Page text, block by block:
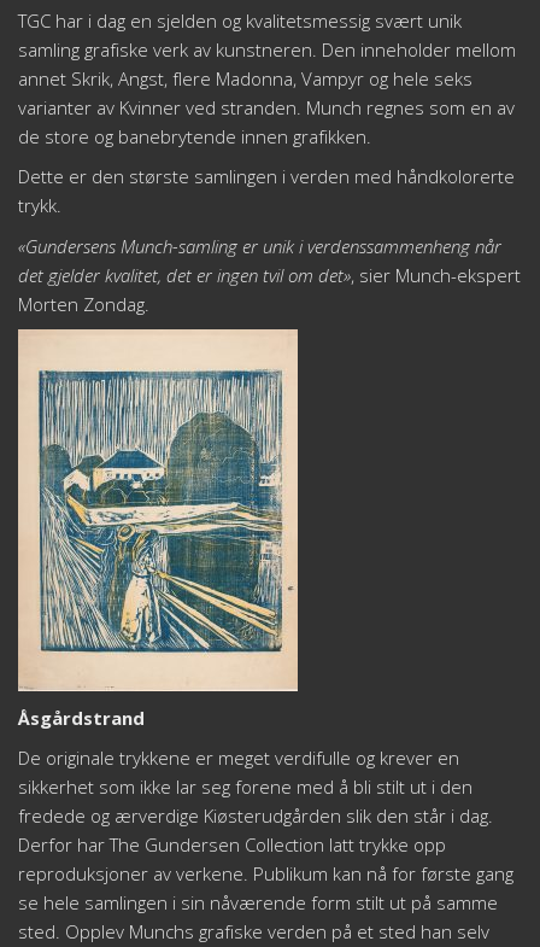
TGC har i dag en sjelden og kvalitetsmessig svært unik
samling grafiske verk av kunstneren. Den inneholder mellom
annet Skrik, Angst, flere Madonna, Vampyr og hele seks
varianter av Kvinner ved stranden. Munch regnes som en av
de store og banebrytende innen grafikken.
Dette er den største samlingen i verden med håndkolorerte
trykk.
«Gundersens Munch-samling er unik i verdenssammenheng når
det gjelder kvalitet, det er ingen tvil om det», sier Munch-ekspert
Morten Zondag.
Åsgårdstrand
De originale trykkene er meget verdifulle og krever en
sikkerhet som ikke lar seg forene med å bli stilt ut i den
fredede og ærverdige Kiøsterudgården slik den står i dag.
Derfor har The Gundersen Collection latt trykke opp
reproduksjoner av verkene. Publikum kan nå for første gang
se hele samlingen i sin nåværende form stilt ut på samme
sted. Opplev Munchs grafiske verden på et sted han selv